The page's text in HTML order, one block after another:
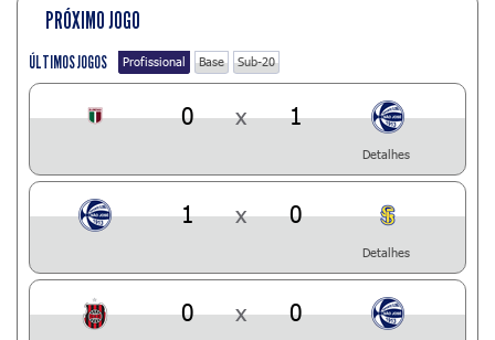
PRÓXIMO JOGO
ÚLTIMOS JOGOS Profissional Base Sub-20
0 x 1
Detalhes
1 x 0
Detalhes
0 x 0